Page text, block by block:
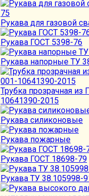
Рукава для газовой
Рукава ГОСТ 5398-76
Рукава напорные ТУ
Трубка прозрачная
10641390-2015
Рукава силиконовые
Рукава пожарные
Рукава ГОСТ 18698-79
Рукава ТУ 38.105998-